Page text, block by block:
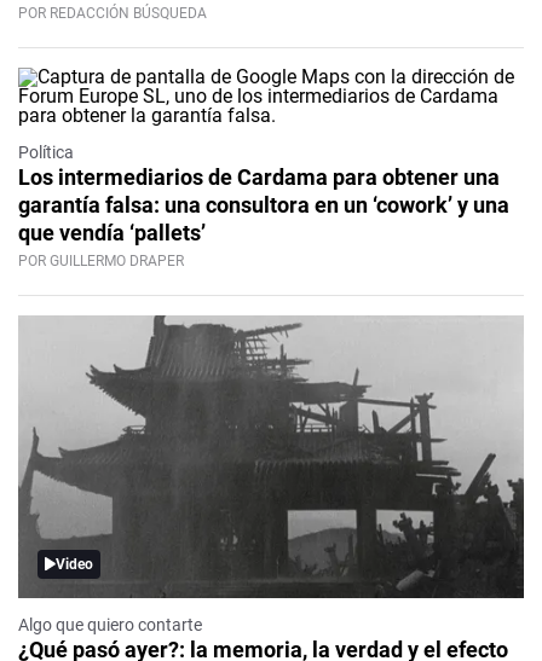
POR REDACCIÓN BÚSQUEDA
Política
Los intermediarios de Cardama para obtener una
garantía falsa: una consultora en un ‘cowork’ y una
que vendía ‘pallets’
POR GUILLERMO DRAPER
Video
Algo que quiero contarte
¿Qué pasó ayer?: la memoria, la verdad y el efecto